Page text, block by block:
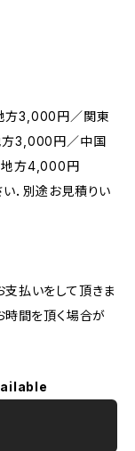
方3,000円／関東
3,000円／中国
地方4,000円
．別途お見積りい
払いをして頂きま
時間を頂く場合が